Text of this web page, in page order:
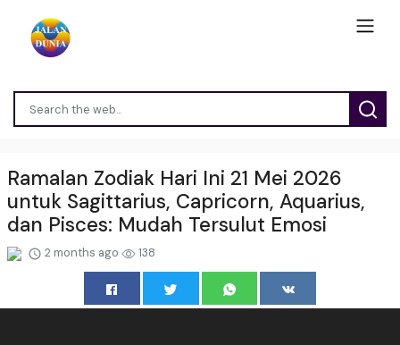
Ramalan Zodiak Hari Ini 21 Mei 2026
untuk Sagittarius, Capricorn, Aquarius,
dan Pisces: Mudah Tersulut Emosi
2 months ago 138